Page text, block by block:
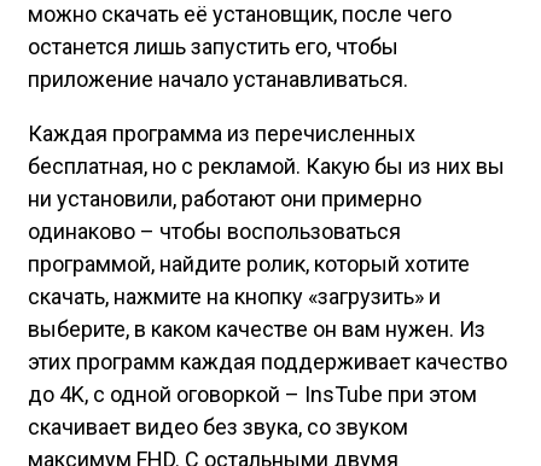
можно скачать её установщик, после чего
останется лишь запустить его, чтобы
приложение начало устанавливаться.
Каждая программа из перечисленных
бесплатная, но с рекламой. Какую бы из них вы
ни установили, работают они примерно
одинаково – чтобы воспользоваться
программой, найдите ролик, который хотите
скачать, нажмите на кнопку «загрузить» и
выберите, в каком качестве он вам нужен. Из
этих программ каждая поддерживает качество
до 4K, с одной оговоркой – InsTube при этом
скачивает видео без звука, со звуком
максимум FHD. С остальными двумя